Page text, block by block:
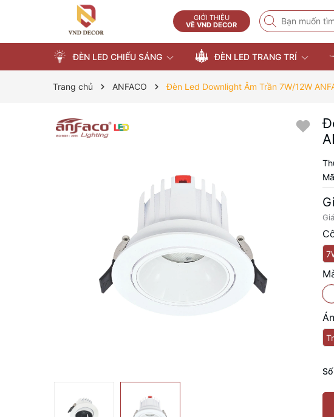
GIỚI THIỆU
VỀ VND DECOR
ĐÈN LED CHIẾU SÁNG ĐÈN LED TRANG TRÍ
Trang chủ ANFACO Đèn Led Downlight Âm Trần 7W/12W